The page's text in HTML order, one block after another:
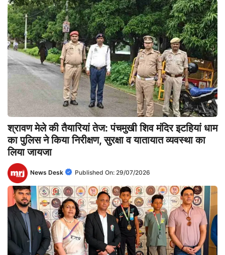
श्रावण मेले की तैयारियां तेज: पंचमुखी शिव मंदिर इटहियां धाम
का पुलिस ने किया निरीक्षण, सुरक्षा व यातायात व्यवस्था का
लिया जायजा
News Desk Published On: 29/07/2026